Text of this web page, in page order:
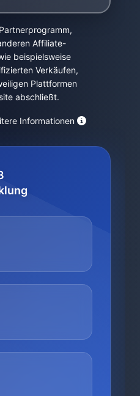
Affiliate-
beispielsweise
Verkäufen,
Plattformen
abschließt.
Informationen